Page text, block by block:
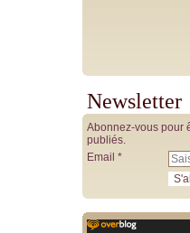
Newsletter
Abonnez-vous pour
publiés.
Email